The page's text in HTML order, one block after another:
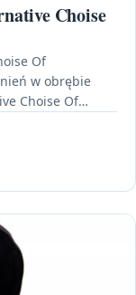
Choise
Of
w obrębie
Choise Of